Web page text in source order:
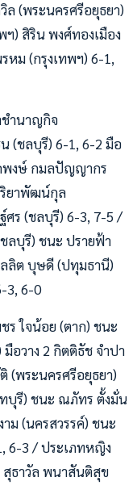
ล (พระนครศรีอยุธยา)
) สิริน พงศ์ทองเมือง
หม (กรุงเทพฯ) 6-1,
ชำนาญกิจ
(ชลบุรี) 6-1, 6-2 มือ
พงษ์ กมลปัญญากร
ริยาพัฒน์กุล
ร (ชลบุรี) 6-3, 7-5 /
ลบุรี) ชนะ ปรายฟ้า
ลิต บุษดี (ปทุมธานี)
3, 6-0
ร ใจน้อย (ตาก) ชนะ
อวาง 2 กิตติธัช จำปา
(พระนครศรีอยุธยา)
บุรี) ชนะ ณภัทร ตั้งมั่น
ม (นครสวรรค์) ชนะ
6-3 / ประเภทหญิง
สุธาวัล พนาสันติสุข